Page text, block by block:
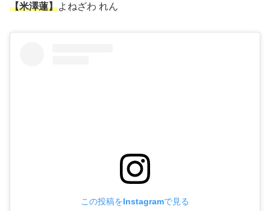
【米澤蓮】よねざわ れん
この投稿をInstagramで見る